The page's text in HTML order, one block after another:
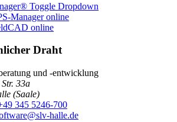
Toggle Dropdown
Manager online
online
Draht
und -entwicklung
33a
(Saale)
345 5246-700
halle.de